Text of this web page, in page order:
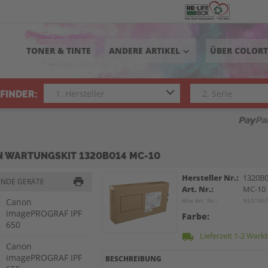
TONER & TINTE ANDERE ARTIKEL keyboard_arrow_down ÜBER
WARTUNGSKIT 1320B014 MC-10
GERÄTE
Canon
imagePROGRAF IPF
650
Canon
imagePROGRAF IPF
Hersteller Nr.:
Art. Nr.:
MC-10
Alte Art. Nr.:
Farbe:
local_shipping Lieferzeit 1-2
BESCHREIBUNG